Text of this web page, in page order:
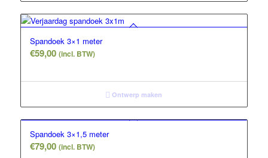
Spandoek 3×1 meter
€59,00 (incl. BTW)
Ontwerp maken
Spandoek 3×1,5 meter
€79,00 (incl. BTW)